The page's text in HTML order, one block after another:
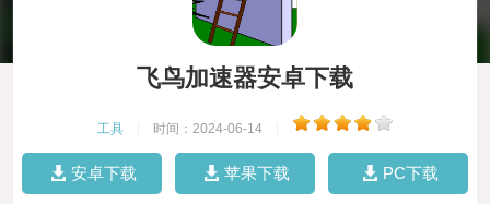
飞鸟加速器安卓下载
工具 时间：2024-06-14
安卓下载 苹果下载 PC下载